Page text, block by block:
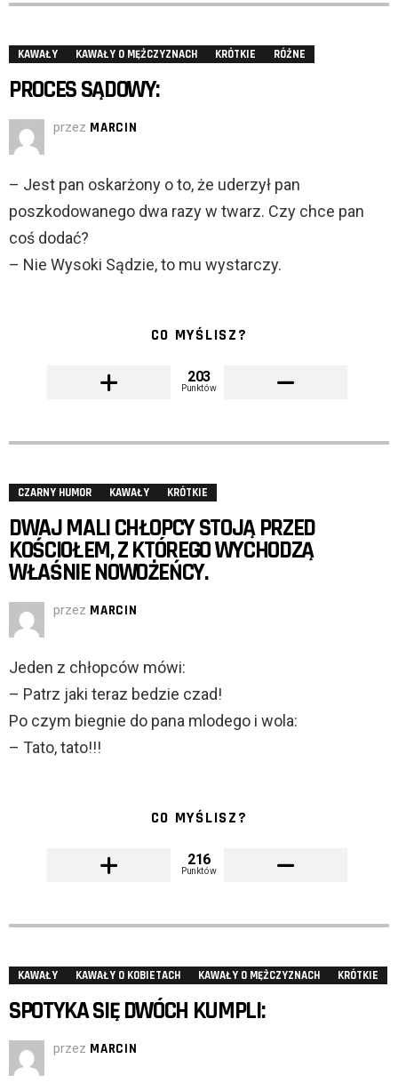
KAWAŁY KAWAŁY O MĘŻCZYZNACH KRÓTKIE RÓŻNE
PROCES SĄDOWY:
przez MARCIN
– Jest pan oskarżony o to, że uderzył pan
poszkodowanego dwa razy w twarz. Czy chce pan
coś dodać?
– Nie Wysoki Sądzie, to mu wystarczy.
CO MYŚLISZ?
203
Punktów
CZARNY HUMOR KAWAŁY KRÓTKIE
DWAJ MALI CHŁOPCY STOJĄ PRZED
KOŚCIOŁEM, Z KTÓREGO WYCHODZĄ
WŁAŚNIE NOWOŻEŃCY.
przez MARCIN
Jeden z chłopców mówi:
– Patrz jaki teraz bedzie czad!
Po czym biegnie do pana mlodego i wola:
– Tato, tato!!!
CO MYŚLISZ?
216
Punktów
KAWAŁY KAWAŁY O KOBIETACH KAWAŁY O MĘŻCZYZNACH KRÓTKIE
SPOTYKA SIĘ DWÓCH KUMPLI:
przez MARCIN